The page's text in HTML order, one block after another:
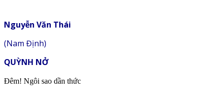
Nguyễn Văn Thái
(Nam Định)
QUỲNH NỞ
Đêm! Ngôi sao dần thức